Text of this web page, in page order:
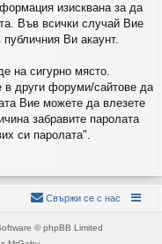
изисквана за да
Във всички случай Вие
Ви акаунт.
на сигурно място.
в други форуми/сайтове да
Вие можете да влезете
забравите паролата
си паролата".
Свържи се с нас
© phpBB Limited